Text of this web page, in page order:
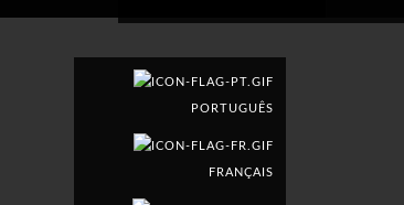
PORTUGUÊS
FRANÇAIS